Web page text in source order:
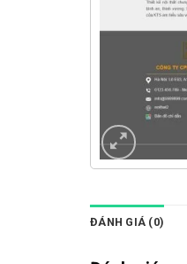
ĐÁNH GIÁ (0)